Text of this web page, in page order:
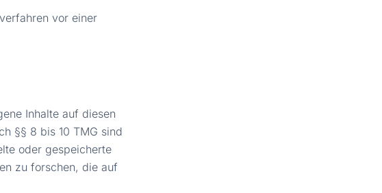
vor einer
Inhalte auf diesen
§§ 8 bis 10 TMG sind
oder gespeicherte
zu forschen, die auf